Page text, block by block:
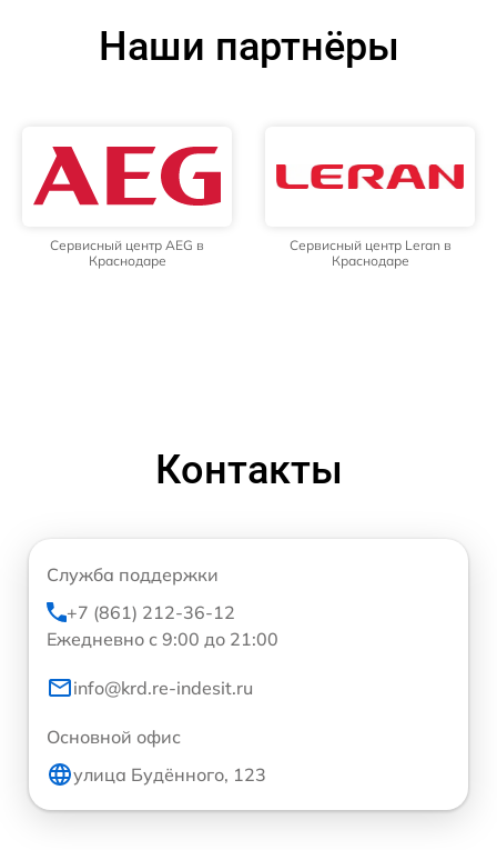
Наши партнёры
Сервисный центр AEG в
Краснодаре
Сервисный центр Leran в
Краснодаре
Контакты
Служба поддержки
+7 (861) 212-36-12
Ежедневно с 9:00 до 21:00
info@krd.re-indesit.ru
Основной офис
улица Будённого, 123